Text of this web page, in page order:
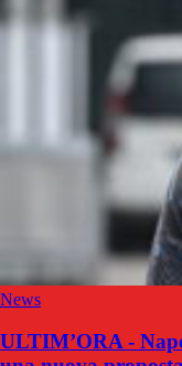
News
ULTIM’ORA -